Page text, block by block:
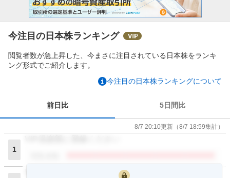
今注目の日本株ランキング
閲覧者数が急上昇した、今まさに注目されている日本株をランキ
ング形式でご紹介します。
今注目の日本株ランキングについて
前日比 5日間比
8/7 20:10更新 （8/7 18:59集計）
1
VIP倶楽部に登録ください